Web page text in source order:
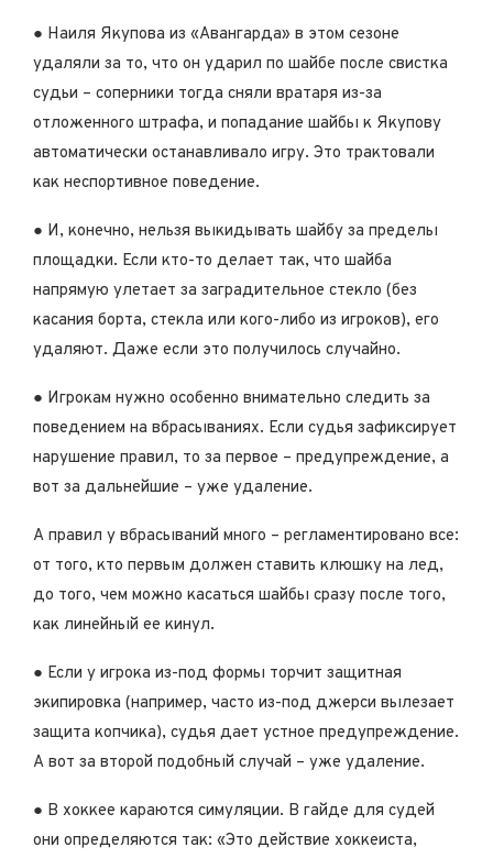
● Наиля Якупова из «Авангарда» в этом сезоне
удаляли за то, что он ударил по шайбе после свистка
судьи – соперники тогда сняли вратаря из-за
отложенного штрафа, и попадание шайбы к Якупову
автоматически останавливало игру. Это трактовали
как неспортивное поведение.
● И, конечно, нельзя выкидывать шайбу за пределы
площадки. Если кто-то делает так, что шайба
напрямую улетает за заградительное стекло (без
касания борта, стекла или кого-либо из игроков), его
удаляют. Даже если это получилось случайно.
● Игрокам нужно особенно внимательно следить за
поведением на вбрасываниях. Если судья зафиксирует
нарушение правил, то за первое – предупреждение, а
вот за дальнейшие – уже удаление.
А правил у вбрасываний много – регламентировано все:
от того, кто первым должен ставить клюшку на лед,
до того, чем можно касаться шайбы сразу после того,
как линейный ее кинул.
● Если у игрока из-под формы торчит защитная
экипировка (например, часто из-под джерси вылезает
защита копчика), судья дает устное предупреждение.
А вот за второй подобный случай – уже удаление.
● В хоккее караются симуляции. В гайде для судей
они определяются так: «Это действие хоккеиста,